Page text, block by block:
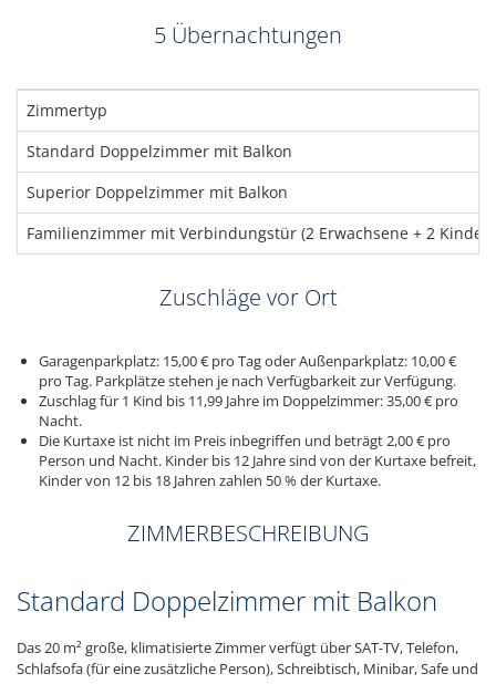
5 Übernachtungen
Zimmertyp
Standard Doppelzimmer mit Balkon
Superior Doppelzimmer mit Balkon
Familienzimmer mit Verbindungstür (2 Erwachsene + 2 Kinder
Zuschläge vor Ort
Garagenparkplatz: 15,00 € pro Tag oder Außenparkplatz: 10,00 €
pro Tag. Parkplätze stehen je nach Verfügbarkeit zur Verfügung.
Zuschlag für 1 Kind bis 11,99 Jahre im Doppelzimmer: 35,00 € pro
Nacht.
Die Kurtaxe ist nicht im Preis inbegriffen und beträgt 2,00 € pro
Person und Nacht. Kinder bis 12 Jahre sind von der Kurtaxe befreit,
Kinder von 12 bis 18 Jahren zahlen 50 % der Kurtaxe.
ZIMMERBESCHREIBUNG
Standard Doppelzimmer mit Balkon
Das 20 m² große, klimatisierte Zimmer verfügt über SAT-TV, Telefon,
Schlafsofa (für eine zusätzliche Person), Schreibtisch, Minibar, Safe und